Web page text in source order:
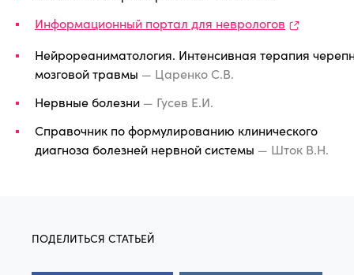
Информационный портал для неврологов
Нейрореаниматология. Интенсивная терапия
мозговой травмы — Царенко С.В.
Нервные болезни — Гусев Е.И.
Справочник по формулированию клинического
диагноза болезней нервной системы — Шток В.Н.